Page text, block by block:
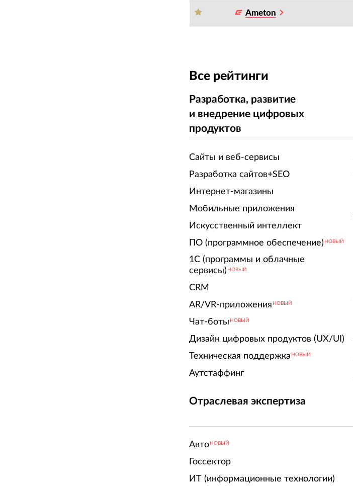
Ameton
Все рейтинги
Разработка, развитие
и внедрение цифровых
продуктов
Сайты и веб-сервисы
Разработка сайтов+SEO
Интернет-магазины
Мобильные приложения
Искусственный интеллект
ПО (программное обеспечение) НОВЫЙ
1С (программы и облачные
сервисы) НОВЫЙ
CRM
AR/VR-приложения НОВЫЙ
Чат-боты НОВЫЙ
Дизайн цифровых продуктов (UX/UI)
Техническая поддержка НОВЫЙ
Аутстаффинг
Отраслевая экспертиза
Авто НОВЫЙ
Госсектор
ИТ (информационные технологии)